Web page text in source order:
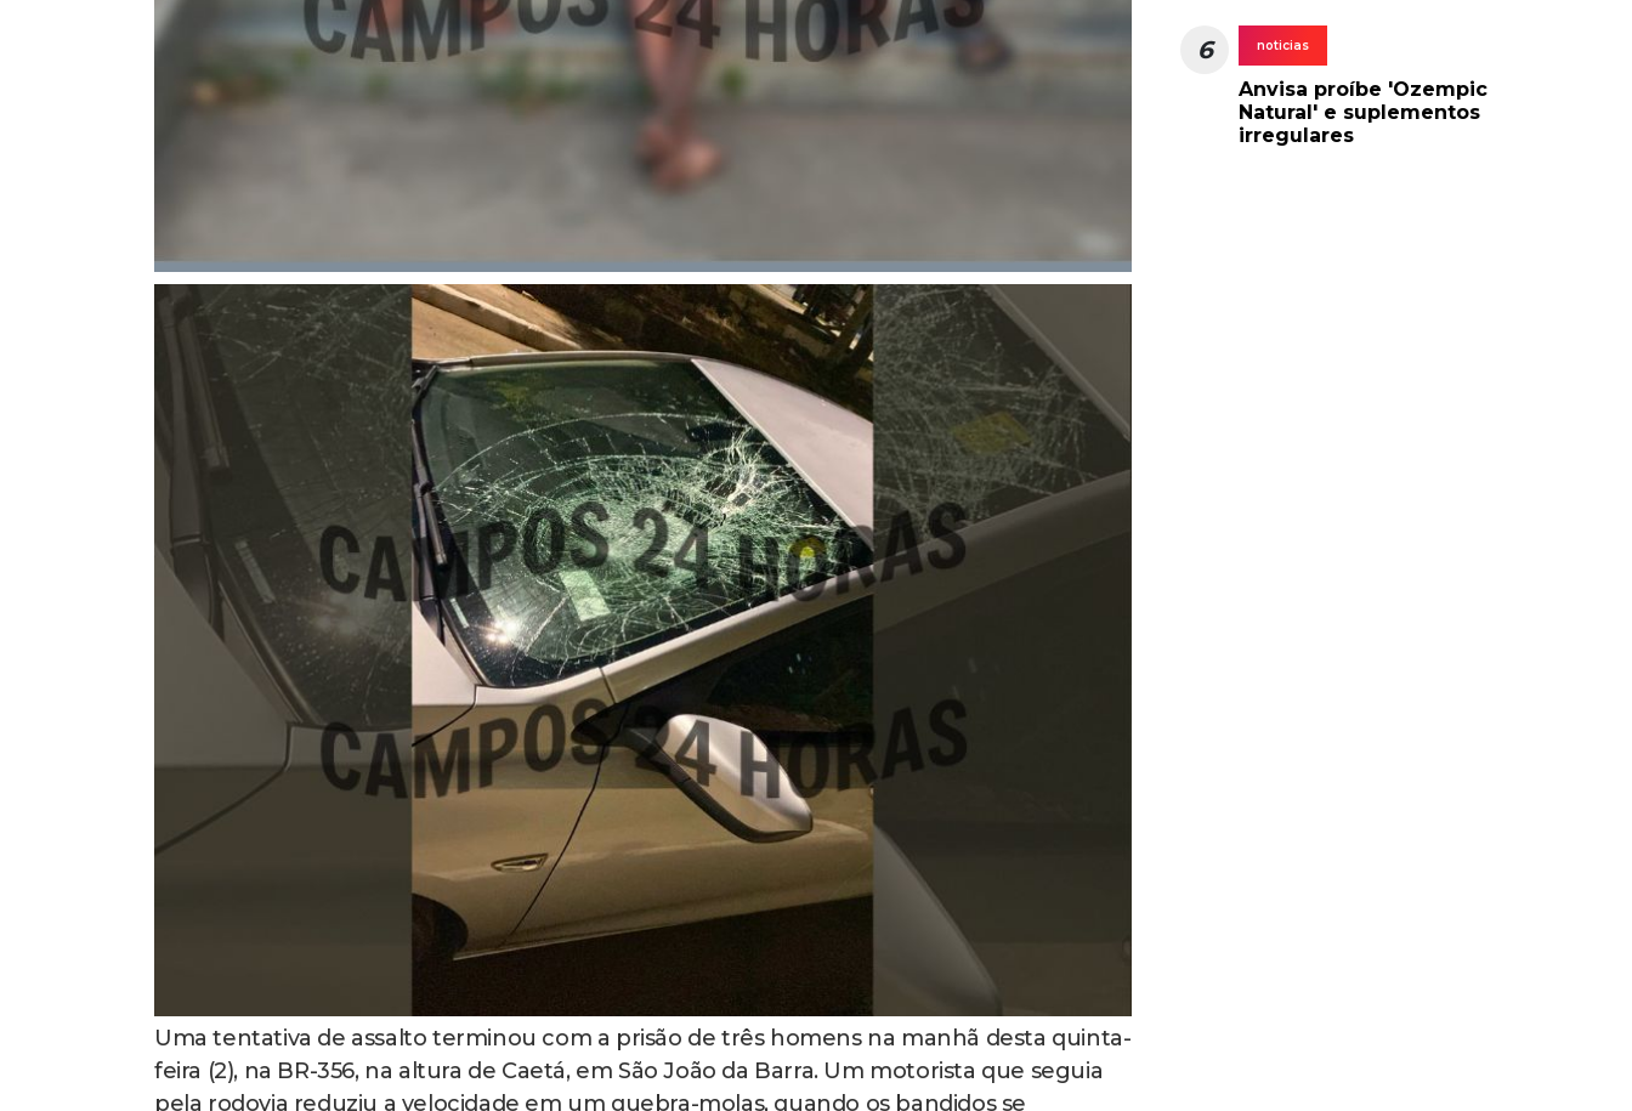
Uma tentativa de assalto terminou com a prisão de três homens na manhã desta quinta-
feira (2), na BR-356, na altura de Caetá, em São João da Barra. Um motorista que seguia
pela rodovia reduziu a velocidade em um quebra-molas, quando os bandidos se
6 noticias
Anvisa proíbe 'Ozempic
Natural' e suplementos
irregulares